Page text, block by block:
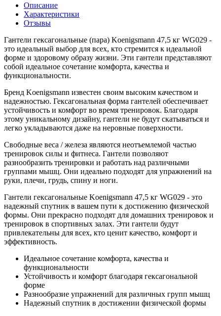
Описание
Характеристики
Отзывы
Гантели гексагональные (пара) Koenigsmann 47,5 кг WG029 -
это идеальный выбор для всех, кто стремится к идеальной
форме и здоровому образу жизни. Эти гантели представляют
собой идеальное сочетание комфорта, качества и
функциональности.
Бренд Koenigsmann известен своим высоким качеством и
надежностью. Гексагональная форма гантелей обеспечивает
устойчивость и комфорт во время тренировок. Благодаря
этому уникальному дизайну, гантели не будут скатываться и
легко укладываются даже на неровные поверхности.
Свободные веса / железа являются неотъемлемой частью
тренировок силы и фитнеса. Гантели позволяют
разнообразить тренировки и работать над различными
группами мышц. Они идеально подходят для упражнений на
руки, плечи, грудь, спину и ноги.
Гантели гексагональные Koenigsmann 47,5 кг WG029 - это
надежный спутник в вашем пути к достижению физической
формы. Они прекрасно подходят для домашних тренировок и
тренировок в спортивных залах. Эти гантели будут
привлекательны для всех, кто ценит качество, комфорт и
эффективность.
Идеальное сочетание комфорта, качества и
функциональности
Устойчивость и комфорт благодаря гексагональной
форме
Разнообразие упражнений для различных групп мышц
Надежный спутник в достижении физической формы